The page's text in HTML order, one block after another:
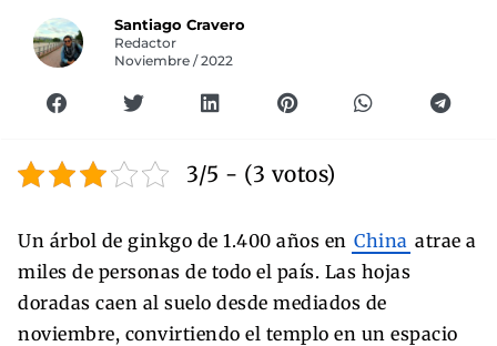
Santiago Cravero
Redactor
Noviembre / 2022
3/5 - (3 votos)
Un árbol de ginkgo de 1.400 años en China atrae a
miles de personas de todo el país. Las hojas
doradas caen al suelo desde mediados de
noviembre, convirtiendo el templo en un espacio